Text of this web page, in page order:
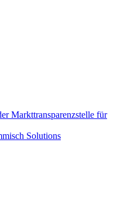
Markttransparenzstelle für
Solutions